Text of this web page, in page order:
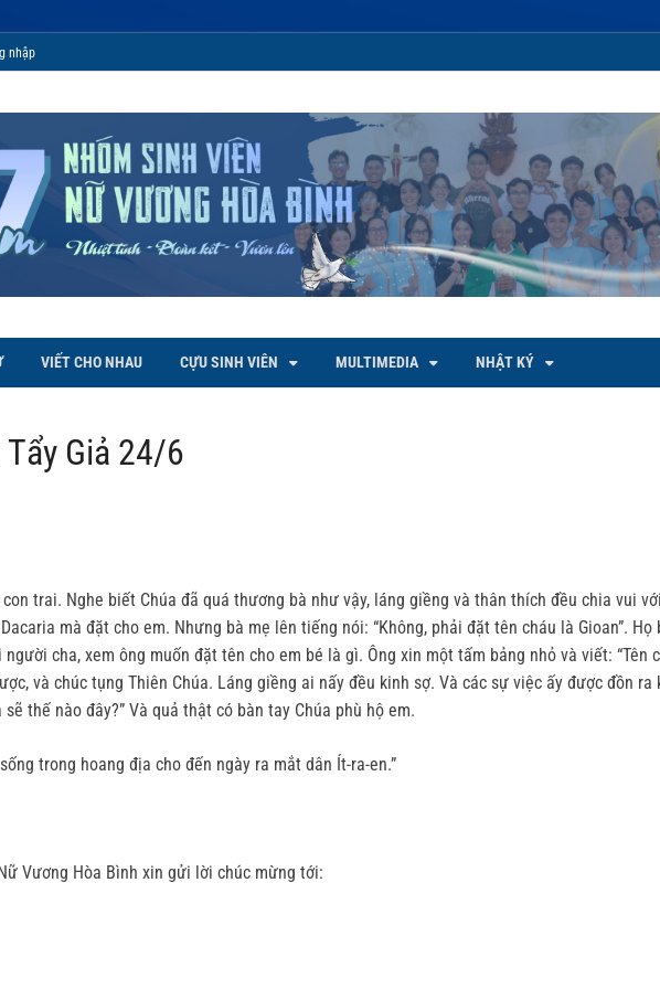
nhập
VIẾT CHO NHAU CỰU SINH VIÊN MULTIMEDIA NHẬT KÝ
Giả 24/6
trai. Nghe biết Chúa đã quá thương bà như vậy, láng giềng và thân thích đều chia vui
mà đặt cho em. Nhưng bà mẹ lên tiếng nói: “Không, phải đặt tên cháu là Gioan”. Họ
cha, xem ông muốn đặt tên cho em bé là gì. Ông xin một tấm bảng nhỏ và viết: “Tên
và chúc tụng Thiên Chúa. Láng giềng ai nấy đều kinh sợ. Và các sự việc ấy được đồn ra
thế nào đây?” Và quả thật có bàn tay Chúa phù hộ em.
trong hoang địa cho đến ngày ra mắt dân Ít-ra-en.”
Vương Hòa Bình xin gửi lời chúc mừng tới: